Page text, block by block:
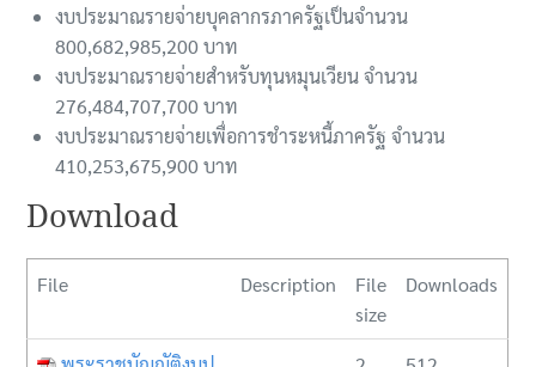
งบประมาณรายจ่ายบุคลากรภาครัฐเป็นจำนวน
800,682,985,200 บาท
งบประมาณรายจ่ายสำหรับทุนหมุนเวียน จำนวน
276,484,707,700 บาท
งบประมาณรายจ่ายเพื่อการชำระหนี้ภาครัฐ จำนวน
410,253,675,900 บาท
Download
File Description
File
size
Downloads